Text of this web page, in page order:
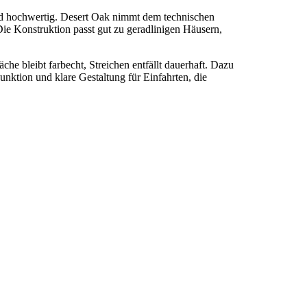
Desert Oak nimmt dem technischen
Konstruktion passt gut zu geradlinigen Häusern,
bleibt farbecht, Streichen entfällt dauerhaft. Dazu
und klare Gestaltung für Einfahrten, die